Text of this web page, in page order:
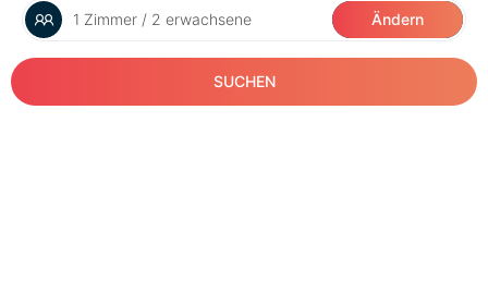
1 Zimmer / 2 erwachsene Ändern